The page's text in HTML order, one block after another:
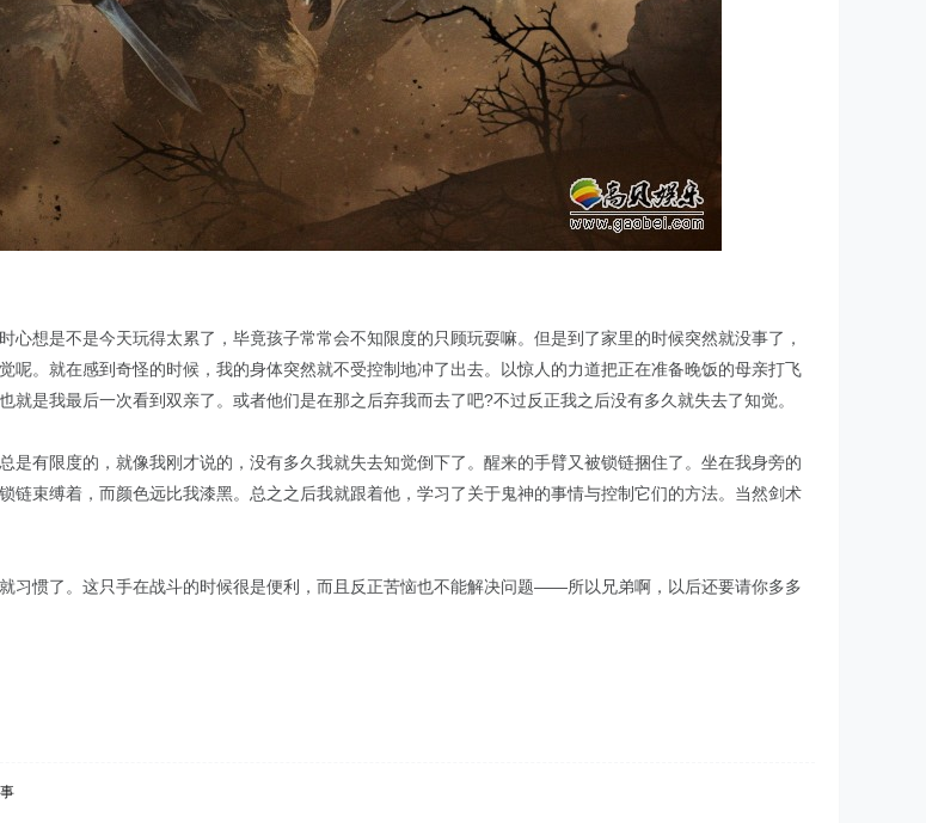
心想是不是今天玩得太累了，毕竟孩子常常会不知限度的只顾玩耍嘛。但是到了家里的时候突然就没事了，
呢。就在感到奇怪的时候，我的身体突然就不受控制地冲了出去。以惊人的力道把正在准备晚饭的母亲打飞
就是我最后一次看到双亲了。或者他们是在那之后弃我而去了吧?不过反正我之后没有多久就失去了知觉。
是有限度的，就像我刚才说的，没有多久我就失去知觉倒下了。醒来的手臂又被锁链捆住了。坐在我身旁的
链束缚着，而颜色远比我漆黑。总之之后我就跟着他，学习了关于鬼神的事情与控制它们的方法。当然剑术
习惯了。这只手在战斗的时候很是便利，而且反正苦恼也不能解决问题——所以兄弟啊，以后还要请你多多